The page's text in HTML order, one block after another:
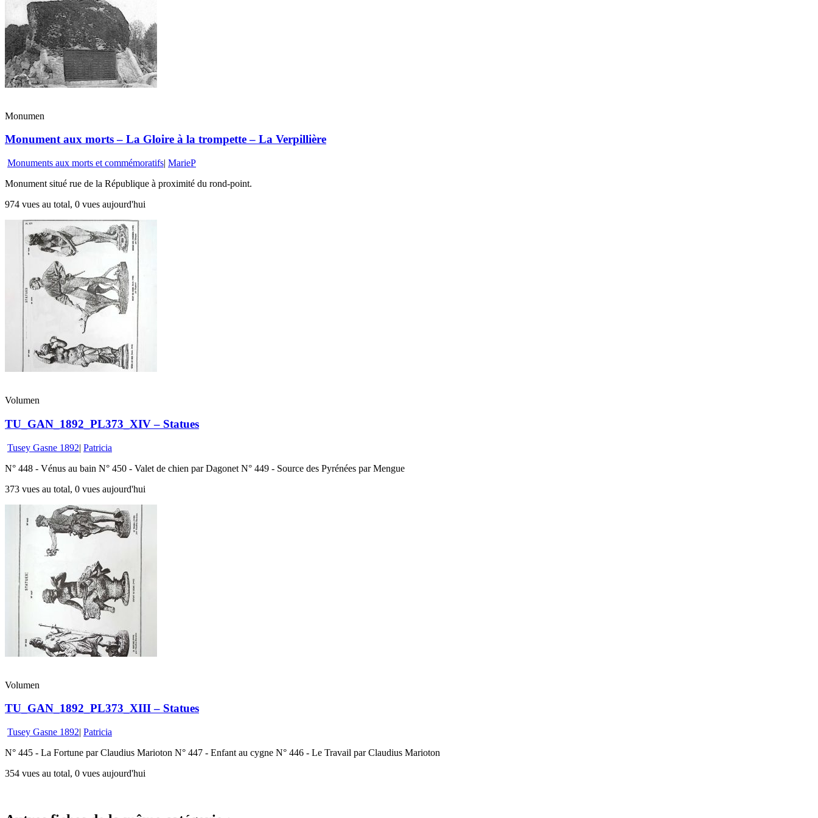
Monumen
Monument aux morts – La Gloire à la trompette – La Verpillière
Monuments aux morts et commémoratifs| MarieP
Monument situé rue de la République à proximité du rond-point.
974 vues au total, 0 vues aujourd'hui
Volumen
TU_GAN_1892_PL373_XIV – Statues
Tusey Gasne 1892| Patricia
N° 448 - Vénus au bain N° 450 - Valet de chien par Dagonet N° 449 - Source des Pyrénées par Mengue
373 vues au total, 0 vues aujourd'hui
Volumen
TU_GAN_1892_PL373_XIII – Statues
Tusey Gasne 1892| Patricia
N° 445 - La Fortune par Claudius Marioton N° 447 - Enfant au cygne N° 446 - Le Travail par Claudius Marioton
354 vues au total, 0 vues aujourd'hui